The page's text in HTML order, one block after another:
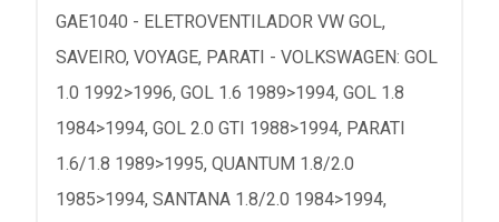
GAE1040 - ELETROVENTILADOR VW GOL,
SAVEIRO, VOYAGE, PARATI - VOLKSWAGEN: GOL
1.0 1992>1996, GOL 1.6 1989>1994, GOL 1.8
1984>1994, GOL 2.0 GTI 1988>1994, PARATI
1.6/1.8 1989>1995, QUANTUM 1.8/2.0
1985>1994, SANTANA 1.8/2.0 1984>1994,